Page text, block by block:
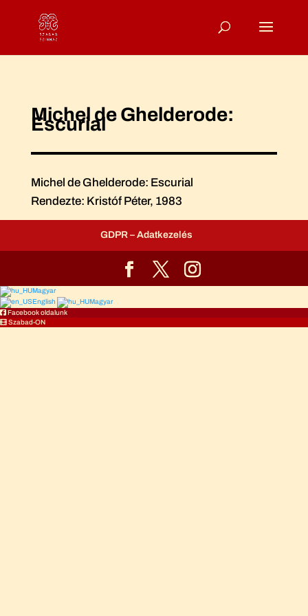
Michel de Ghelderode:
Escurial
Michel de Ghelderode: Escurial
Rendezte: Kristóf Péter, 1983
GDPR – Adatkezelés
Magyar
English
Magyar
Facebook oldalunk
Szabad-ON